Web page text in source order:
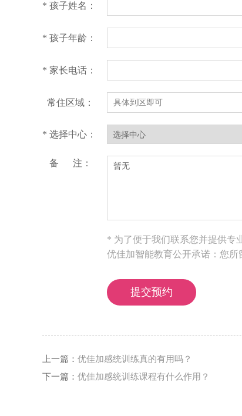
* 孩子姓名：
* 孩子年龄：
* 家长电话：
常住区域：
* 选择中心：
备 注：
* 为了便于我们联系您并提供专
优佳加智能教育公开承诺：您所
上一篇： 优佳加感统训练真的有用吗？
下一篇： 优佳加感统训练课程有什么作用？